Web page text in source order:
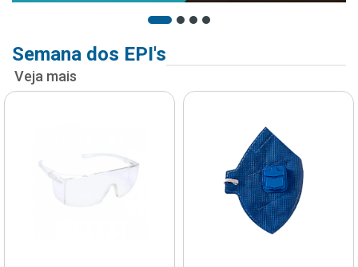
Semana dos EPI's
Veja mais